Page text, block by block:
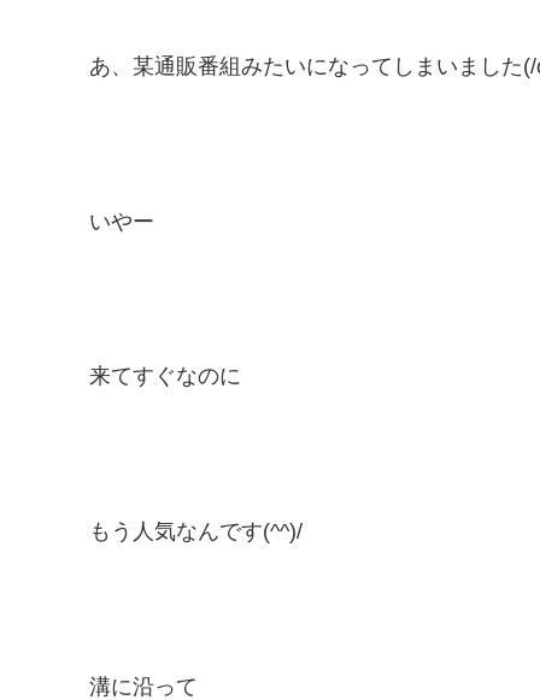
あ、某通販番組みたいになってしまいました
いやー
来てすぐなのに
もう人気なんです(^^)/
溝に沿って